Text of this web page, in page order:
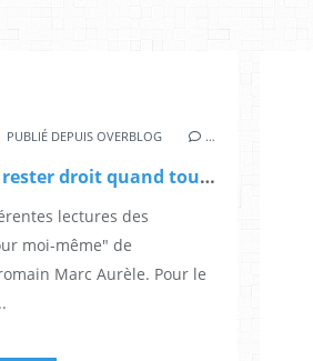
SOCIÉTÉS ET CULTURES
PUBLIÉ DEPUIS OVERBLOG …
Comment rester droit quand tout s'effondre ? - Ép. 4/4 - "Pensées pour moi-même" de Marc Aurèle (France Culture)
lectures des
moi-même" de
Marc Aurèle. Pour le